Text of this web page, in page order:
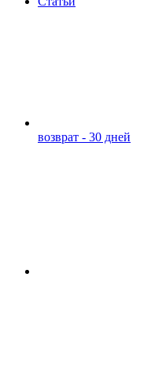
возврат - 30 дней